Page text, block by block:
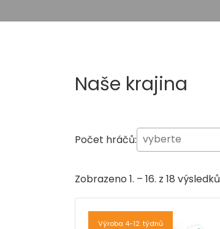
Naše krajina
Počet hráčů:
Zobrazeno 1. – 16. z 18 výsledků
Výroba 4-12. týdnů